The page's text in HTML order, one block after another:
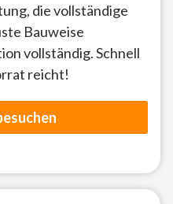
die vollständige
Bauweise
vollständig. Schnell
reicht!